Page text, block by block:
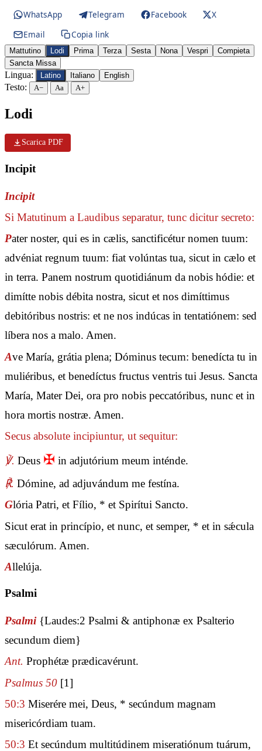
WhatsApp Telegram Facebook
X
Email
Copia link
Mattutino Lodi Prima Terza Sesta Nona Vespri
Compieta
Sancta Missa
Lingua: Latino Italiano English
Testo: A− Aa A+
Lodi
Scarica PDF
Incipit
Incipit
Si Matutinum a Laudibus separatur, tunc dicitur secreto:
Pater noster, qui es in cælis, sanctificétur nomen tuum:
advéniat regnum tuum: fiat volúntas tua, sicut in cælo et
in terra. Panem nostrum quotidiánum da nobis hódie: et
dimítte nobis débita nostra, sicut et nos dimíttimus
debitóribus nostris: et ne nos indúcas in tentatiónem: sed
líbera nos a malo. Amen.
Ave María, grátia plena; Dóminus tecum: benedícta tu in
muliéribus, et benedíctus fructus ventris tui Jesus. Sancta
María, Mater Dei, ora pro nobis peccatóribus, nunc et in
hora mortis nostræ. Amen.
Secus absolute incipiuntur, ut sequitur:
℣. Deus ✠ in adjutórium meum inténde.
℟. Dómine, ad adjuvándum me festína.
Glória Patri, et Fílio, * et Spirítui Sancto.
Sicut erat in princípio, et nunc, et semper, * et in sǽcula
sæculórum. Amen.
Allelúja.
Psalmi
Psalmi {Laudes:2 Psalmi & antiphonæ ex Psalterio
secundum diem}
Ant. Prophétæ prædicavérunt.
Psalmus 50 [1]
50:3 Miserére mei, Deus, * secúndum magnam
misericórdiam tuam.
50:3 Et secúndum multitúdinem miseratiónum tuárum,